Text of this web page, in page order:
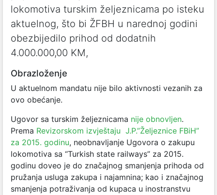
lokomotiva turskim željeznicama po isteku
aktuelnog, što bi ŽFBH u narednoj godini
obezbijedilo prihod od dodatnih
4.000.000,00 KM,
Obrazloženje
U aktuelnom mandatu nije bilo aktivnosti vezanih za
ovo obećanje.
Ugovor sa turskim željeznicama nije obnovljen.
Prema Revizorskom izvještaju J.P.”Željeznice FBiH”
za 2015. godinu, neobnavljanje Ugovora o zakupu
lokomotiva sa “Turkish state railways” za 2015.
godinu doveo je do značajnog smanjenja prihoda od
pružanja usluga zakupa i najamnina; kao i značajnog
smanjenja potraživanja od kupaca u inostranstvu